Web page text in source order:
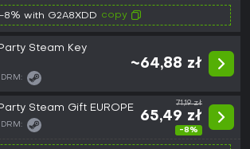
-8% with G2A8XDD copy
Steam Key
DRM:
~64,88 zł
Steam Gift EUROPE
DRM:
71,19 zł
65,49 zł
-8%